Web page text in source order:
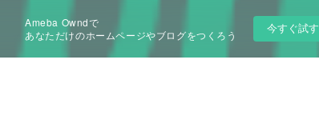
Ameba Owndで
あなただけのホームページやブログをつくろう
今すぐ試す